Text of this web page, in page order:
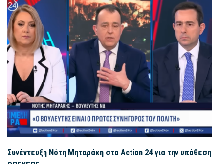
Συνέντευξη Νότη Μηταράκη στο Action 24 για την υπόθεση